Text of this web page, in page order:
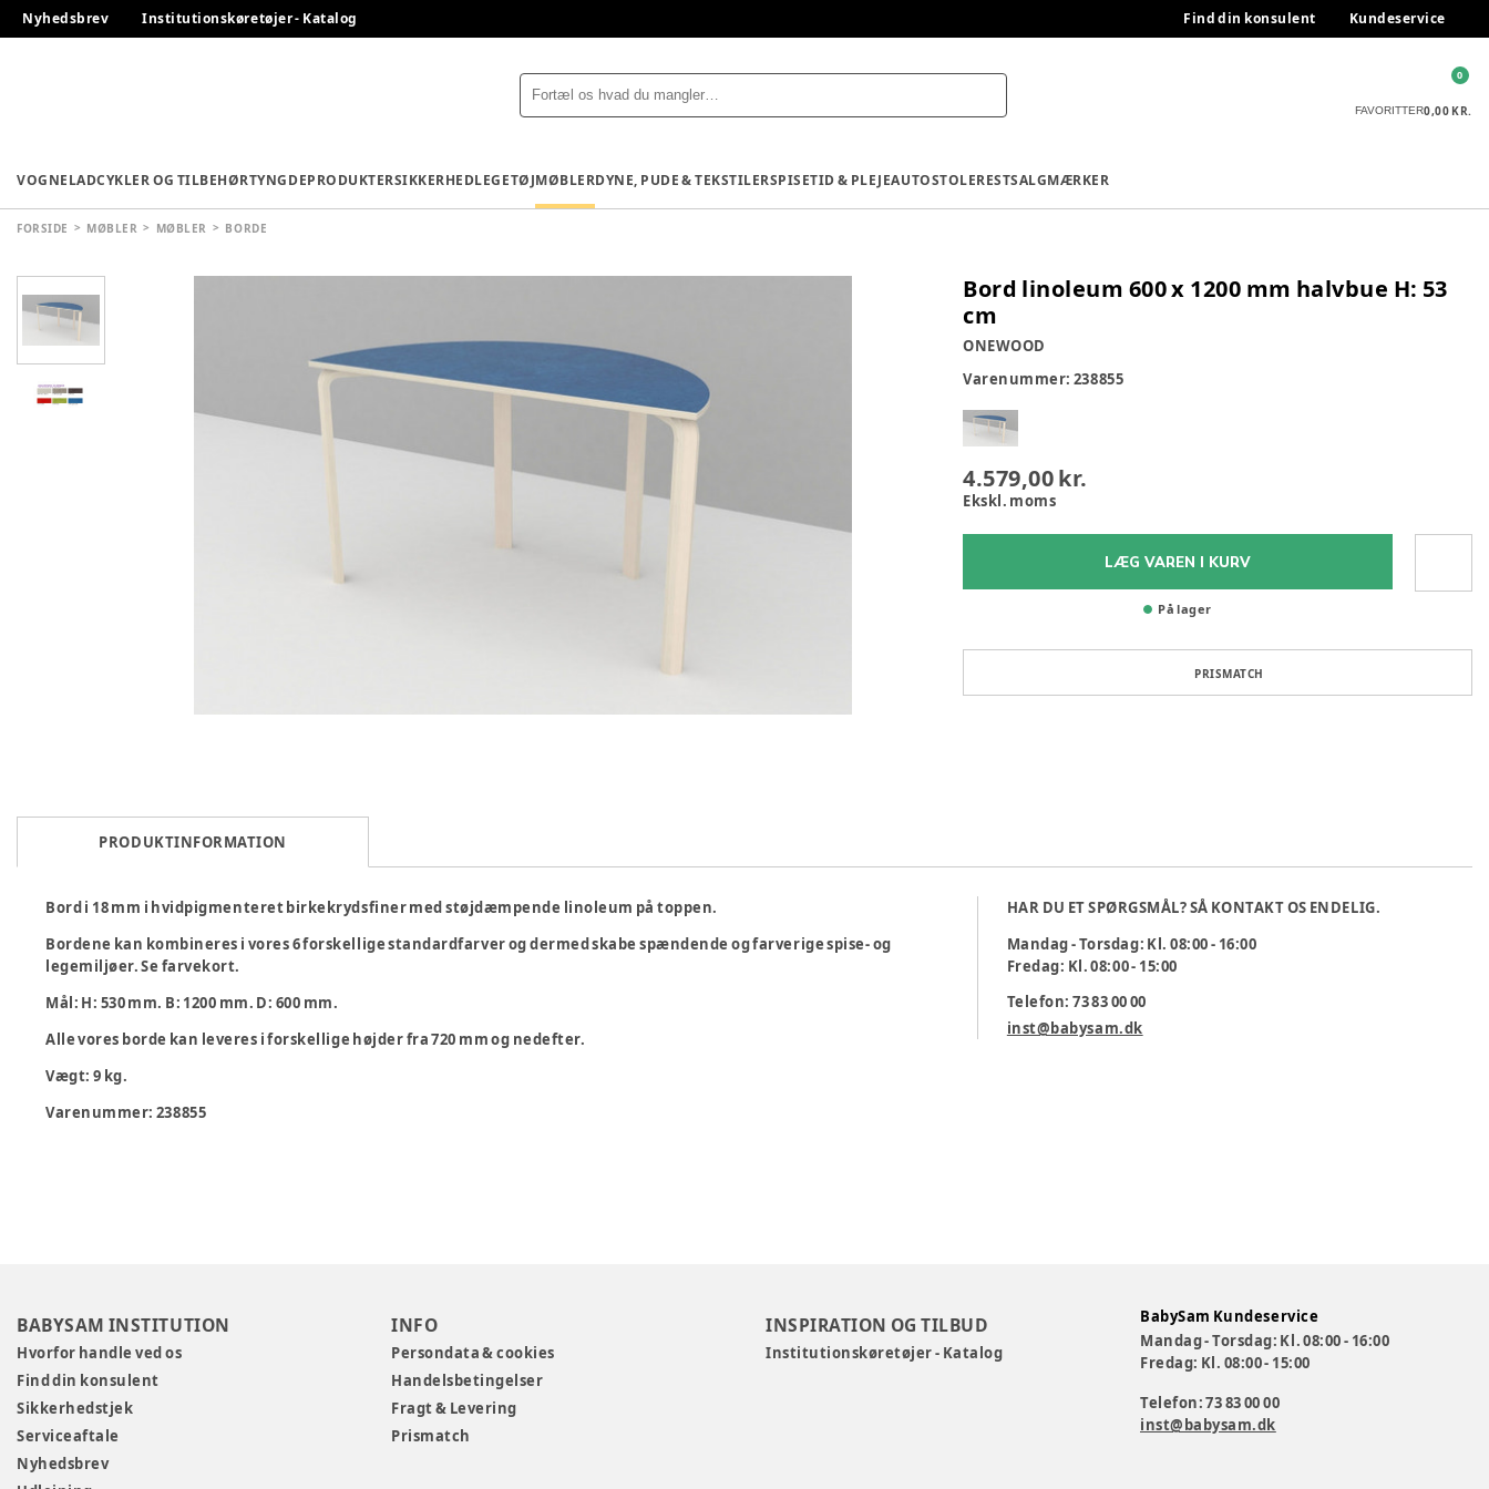
Nyhedsbrev Institutionskøretøjer - Katalog Find din konsulent Kundeservice
FAVORITTER0,00 KR.
0
VOGNELADCYKLER OG TILBEHØRTYNGDEPRODUKTERSIKKERHEDLEGETØJMØBLERDYNE, PUDE & TEKSTILERSPISETID & PLEJEAUTOSTOLERESTSALGMÆRKER
FORSIDE MØBLER MØBLER BORDE
Bord linoleum 600 x 1200 mm halvbue H: 53
cm
ONEWOOD
Varenummer: 238855
4.579,00 kr.
Ekskl. moms
LÆG VAREN I KURV
På lager
PRISMATCH
PRODUKTINFORMATION
Bord i 18 mm i hvidpigmenteret birkekrydsfiner med støjdæmpende linoleum på toppen.
Bordene kan kombineres i vores 6 forskellige standardfarver og dermed skabe spændende og farverige spise- og
legemiljøer. Se farvekort.
Mål: H: 530 mm. B: 1200 mm. D: 600 mm.
Alle vores borde kan leveres i forskellige højder fra 720 mm og nedefter.
Vægt: 9 kg.
Varenummer: 238855
HAR DU ET SPØRGSMÅL? SÅ KONTAKT OS ENDELIG.
Mandag - Torsdag: Kl. 08:00 - 16:00
Fredag: Kl. 08:00 - 15:00
Telefon: 73 83 00 00
inst@babysam.dk
BABYSAM INSTITUTION
Hvorfor handle ved os
Find din konsulent
Sikkerhedstjek
Serviceaftale
Nyhedsbrev
INFO
Persondata & cookies
Handelsbetingelser
Fragt & Levering
Prismatch
INSPIRATION OG TILBUD
Institutionskøretøjer - Katalog
BabySam Kundeservice
Mandag - Torsdag: Kl. 08:00 - 16:00
Fredag: Kl. 08:00 - 15:00
Telefon: 73 83 00 00
inst@babysam.dk